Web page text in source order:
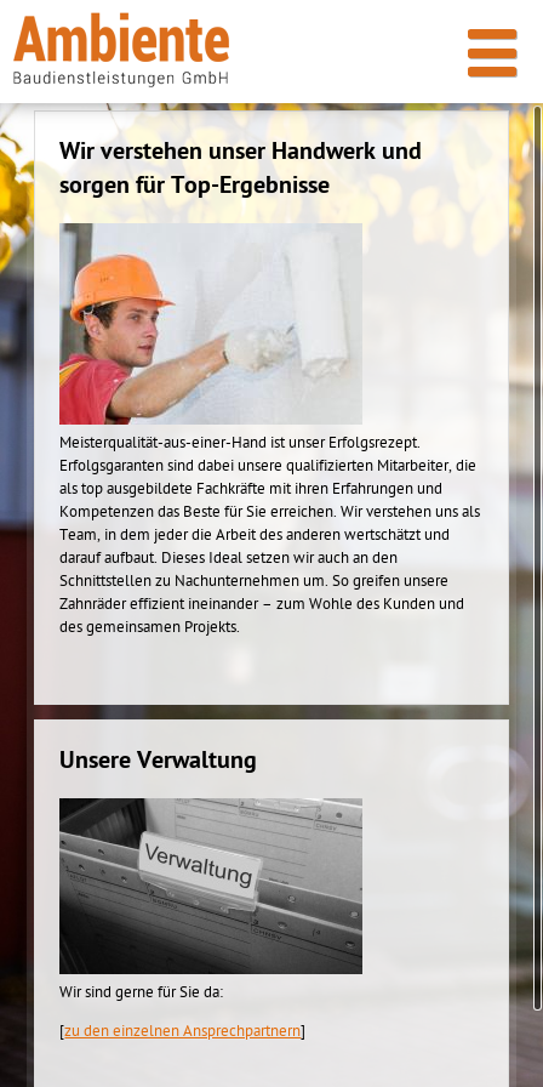
Wir verstehen unser Handwerk und
sorgen für Top-Ergebnisse
Meisterqualität-aus-einer-Hand ist unser Erfolgsrezept.
Erfolgsgaranten sind dabei unsere qualifizierten Mitarbeiter, die
als top ausgebildete Fachkräfte mit ihren Erfahrungen und
Kompetenzen das Beste für Sie erreichen. Wir verstehen uns als
Team, in dem jeder die Arbeit des anderen wertschätzt und
darauf aufbaut. Dieses Ideal setzen wir auch an den
Schnittstellen zu Nachunternehmen um. So greifen unsere
Zahnräder effizient ineinander – zum Wohle des Kunden und
des gemeinsamen Projekts.
Unsere Verwaltung
Wir sind gerne für Sie da:
[zu den einzelnen Ansprechpartnern]